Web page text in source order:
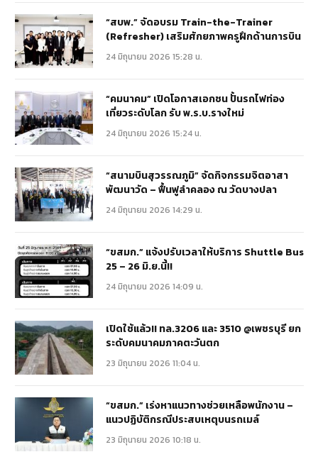
“สบพ.” จัดอบรม Train-the-Trainer
(Refresher) เสริมศักยภาพครูฝึกด้านการบิน
24 มิถุนายน 2026 15:28 น.
“คมนาคม” เปิดโอกาสเอกชน ปั้นรถไฟท่อง
เที่ยวระดับโลก รับ พ.ร.บ.รางใหม่
24 มิถุนายน 2026 15:24 น.
“สนามบินสุวรรณภูมิ” จัดกิจกรรมจิตอาสา
พัฒนาวัด – ฟื้นฟูลำคลอง ณ วัดบางปลา
24 มิถุนายน 2026 14:29 น.
“ขสมก.” แจ้งปรับเวลาให้บริการ Shuttle Bus
25 – 26 มิ.ย.นี้!!
24 มิถุนายน 2026 14:09 น.
เปิดใช้แล้ว!! ทล.3206 และ 3510 @เพชรบุรี ยก
ระดับคมนาคมภาคตะวันตก
23 มิถุนายน 2026 11:04 น.
“ขสมก.” เร่งหาแนวทางช่วยเหลือพนักงาน –
แนวปฏิบัติกรณีประสบเหตุบนรถเมล์
23 มิถุนายน 2026 10:18 น.